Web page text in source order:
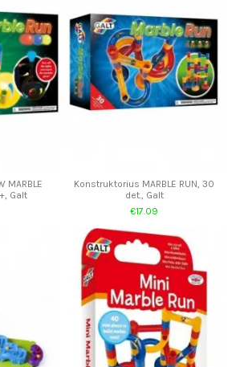
MARBLE
Galt
Konstruktorius MARBLE RUN, 30
det., Galt
€17.09